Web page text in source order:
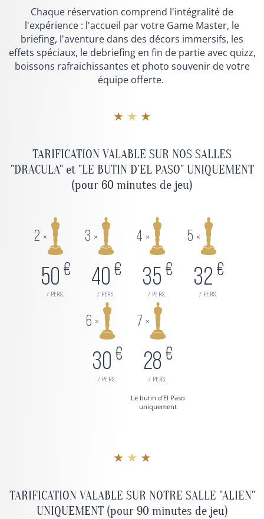
Chaque réservation comprend l'intégralité de
l'expérience : l'accueil par votre Game Master, le
briefing, l'aventure dans des décors immersifs, les
effets spéciaux, le debriefing en fin de partie avec quizz,
boissons rafraichissantes et photo souvenir de votre
équipe offerte.
★ ★ ★
TARIFICATION VALABLE SUR NOS SALLES
"DRACULA" et "LE BUTIN D'EL PASO" UNIQUEMENT
(pour 60 minutes de jeu)
2 ×
50 €
/ pers.
3 ×
40 €
/ pers.
4 ×
35 €
/ pers.
5 ×
32 €
/ pers.
6 ×
30 €
/ pers.
7 ×
28 €
/ pers.
Le butin d'El Paso
uniquement
★ ★ ★
TARIFICATION VALABLE SUR NOTRE SALLE "ALIEN"
UNIQUEMENT (pour 90 minutes de jeu)